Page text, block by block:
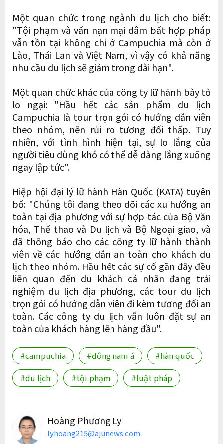
Một quan chức trong ngành du lịch cho biết:
"Tội phạm và vấn nạn mại dâm bất hợp pháp
vẫn tồn tại không chỉ ở Campuchia mà còn ở
Lào, Thái Lan và Việt Nam, vì vậy có khả năng
nhu cầu du lịch sẽ giảm trong dài hạn".
Một quan chức khác của công ty lữ hành bày tỏ
lo ngại: "Hầu hết các sản phẩm du lịch
Campuchia là tour trọn gói có hướng dẫn viên
theo nhóm, nên rủi ro tương đối thấp. Tuy
nhiên, với tình hình hiện tại, sự lo lắng của
người tiêu dùng khó có thể dễ dàng lắng xuống
ngay lập tức".
Hiệp hội đại lý lữ hành Hàn Quốc (KATA) tuyên
bố: "Chúng tôi đang theo dõi các xu hướng an
toàn tại địa phương với sự hợp tác của Bộ Văn
hóa, Thể thao và Du lịch và Bộ Ngoại giao, và
đã thông báo cho các công ty lữ hành thành
viên về các hướng dẫn an toàn cho khách du
lịch theo nhóm. Hầu hết các sự cố gần đây đều
liên quan đến du khách cá nhân đang trải
nghiệm du lịch địa phương, các tour du lịch
trọn gói có hướng dẫn viên đi kèm tương đối an
toàn. Các công ty du lịch vẫn luôn đặt sự an
toàn của khách hàng lên hàng đầu".
#campuchia #đông nam á
#hàn quốc
#du lịch
#tội phạm #luật pháp
Hoàng Phương Ly
lyhoang215@ajunews.com